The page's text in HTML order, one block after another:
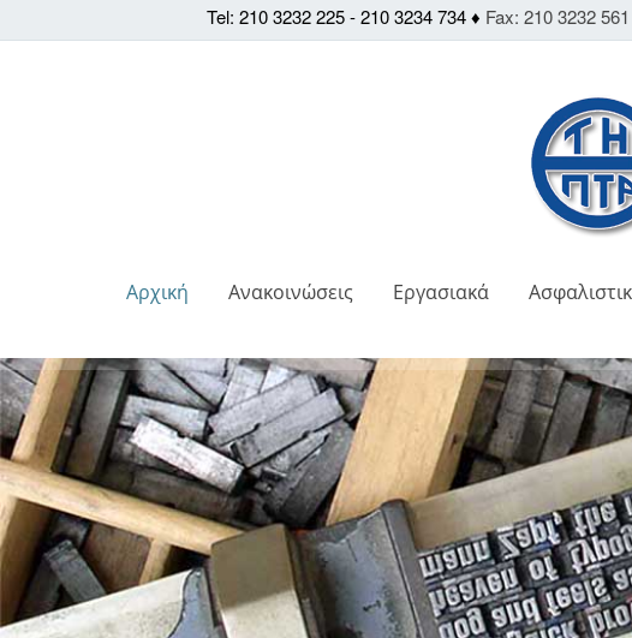
Tel: 210 3232 225 - 210 3234 734 ♦ Fax: 210 3232
Αρχική Ανακοινώσεις Εργασιακά